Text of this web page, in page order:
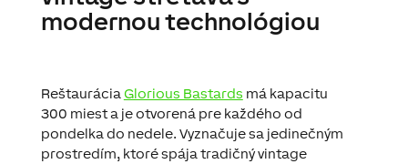
modernou technológiou
Reštaurácia Glorious Bastards má kapacitu
300 miest a je otvorená pre každého od
pondelka do nedele. Vyznačuje sa jedinečným
prostredím, ktoré spája tradičný vintage